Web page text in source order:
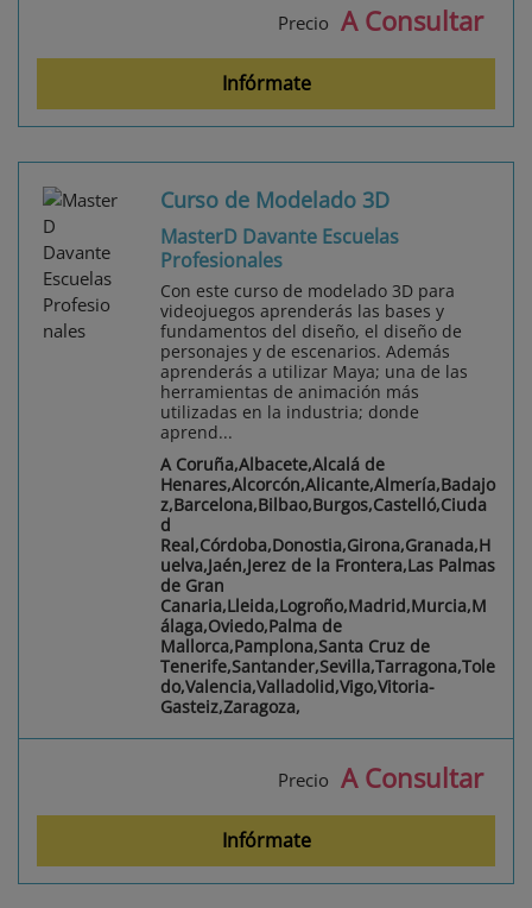
Precio A Consultar
Infórmate
Curso de Modelado 3D
MasterD Davante Escuelas
Profesionales
Con este curso de modelado 3D para
videojuegos aprenderás las bases y
fundamentos del diseño, el diseño de
personajes y de escenarios. Además
aprenderás a utilizar Maya; una de las
herramientas de animación más
utilizadas en la industria; donde
aprend...
A Coruña,Albacete,Alcalá de
Henares,Alcorcón,Alicante,Almería,Badajo
z,Barcelona,Bilbao,Burgos,Castelló,Ciuda
d
Real,Córdoba,Donostia,Girona,Granada,H
uelva,Jaén,Jerez de la Frontera,Las Palmas
de Gran
Canaria,Lleida,Logroño,Madrid,Murcia,M
álaga,Oviedo,Palma de
Mallorca,Pamplona,Santa Cruz de
Tenerife,Santander,Sevilla,Tarragona,Tole
do,Valencia,Valladolid,Vigo,Vitoria-
Gasteiz,Zaragoza,
Precio A Consultar
Infórmate